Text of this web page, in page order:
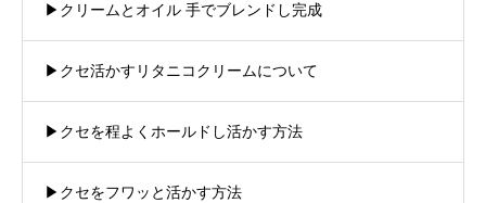
▶︎クリームとオイル 手でブレンドし完成
▶︎クセ活かすリタニコクリームについて
▶︎クセを程よくホールドし活かす方法
▶︎クセをフワッと活かす方法